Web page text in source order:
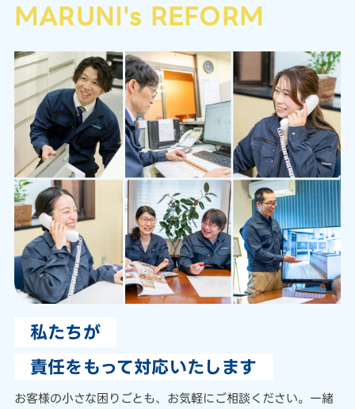
MARUNI's REFORM
私たちが
責任をもって対応いたします
お客様の小さな困りごとも、 お気軽にご相談ください。 一緒